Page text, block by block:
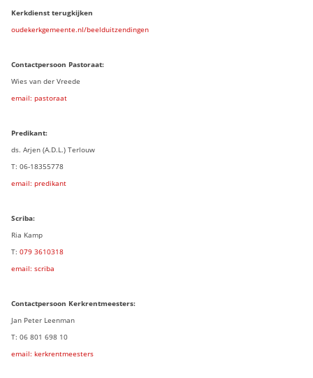
Kerkdienst terugkijken
oudekerkgemeente.nl/beelduitzendingen
Contactpersoon Pastoraat:
Wies van der Vreede
email: pastoraat
Predikant:
ds. Arjen (A.D.L.) Terlouw
T: 06-18355778
email: predikant
Scriba:
Ria Kamp
T: 079 3610318
email: scriba
Contactpersoon Kerkrentmeesters:
Jan Peter Leenman
T: 06 801 698 10
email: kerkrentmeesters